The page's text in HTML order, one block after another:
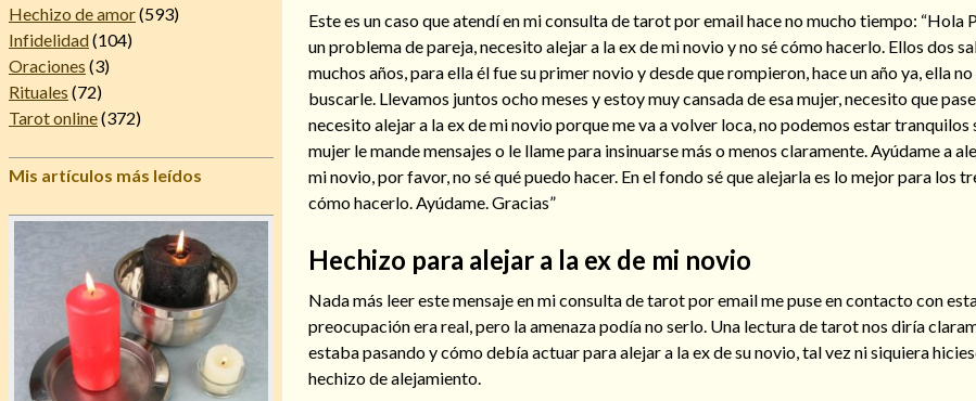
Hechizo de amor(593)
Infidelidad(104)
Oraciones (3)
Rituales (72)
Tarot online(372)
Mis artículos más leídos
Este es un caso que atendí en mi consulta de tarot por email hace no mucho tiempo: “Hola
un problema de pareja, necesito alejar a la ex de mi novio y no sé cómo hacerlo. Ellos dos
muchos años, para ella él fue su primer novio y desde que rompieron, hace un año ya, ella
buscarle. Llevamos juntos ocho meses y estoy muy cansada de esa mujer, necesito que
necesito alejar a la ex de mi novio porque me va a volver loca, no podemos estar tranquilos
mujer le mande mensajes o le llame para insinuarse más o menos claramente. Ayúdame a
mi novio, por favor, no sé qué puedo hacer. En el fondo sé que alejarla es lo mejor para los
cómo hacerlo. Ayúdame. Gracias”
Hechizo para alejar a la ex de mi novio
Nada más leer este mensaje en mi consulta de tarot por email me puse en contacto con
preocupación era real, pero la amenaza podía no serlo. Una lectura de tarot nos diría
estaba pasando y cómo debía actuar para alejar a la ex de su novio, tal vez ni siquiera
hechizo de alejamiento.